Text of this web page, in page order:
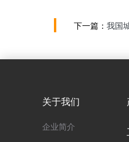
下一篇： 我国
关于我们
企业简介